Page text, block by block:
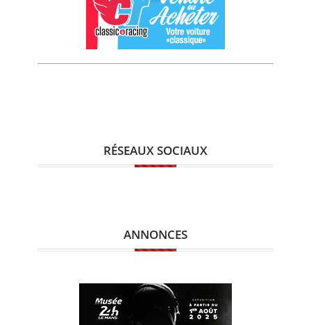
RÉSEAUX SOCIAUX
ANNONCES